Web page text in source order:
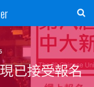
已接受報名